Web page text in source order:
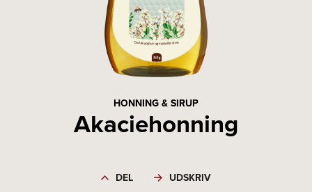
HONNING & SIRUP
Akaciehonning
DEL UDSKRIV